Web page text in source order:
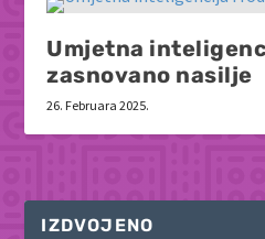
Umjetna
zasnovano nasilje
26. Februara 2025.
IZDVOJENO